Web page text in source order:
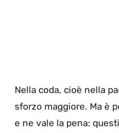
Nella coda, cioè nella
sforzo maggiore. Ma è
e ne vale la pena: